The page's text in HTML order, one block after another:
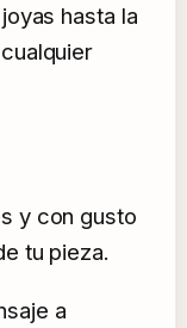
hasta la
y con gusto
tu pieza.
a